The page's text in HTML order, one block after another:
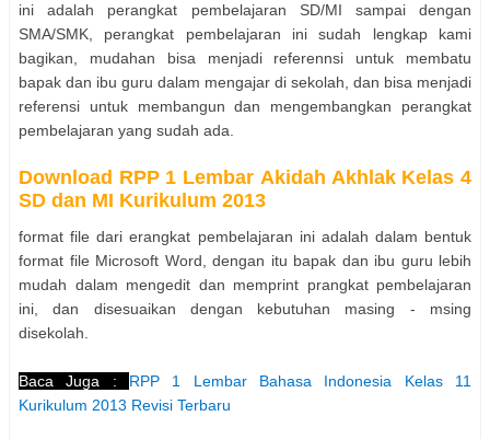
ini adalah perangkat pembelajaran SD/MI sampai dengan
SMA/SMK, perangkat pembelajaran ini sudah lengkap kami
bagikan, mudahan bisa menjadi referennsi untuk membatu
bapak dan ibu guru dalam mengajar di sekolah, dan bisa menjadi
referensi untuk membangun dan mengembangkan perangkat
pembelajaran yang sudah ada.
Download RPP 1 Lembar Akidah Akhlak Kelas 4
SD dan MI Kurikulum 2013
format file dari erangkat pembelajaran ini adalah dalam bentuk
format file Microsoft Word, dengan itu bapak dan ibu guru lebih
mudah dalam mengedit dan memprint prangkat pembelajaran
ini, dan disesuaikan dengan kebutuhan masing - msing
disekolah.
Baca Juga : RPP 1 Lembar Bahasa Indonesia Kelas 11
Kurikulum 2013 Revisi Terbaru